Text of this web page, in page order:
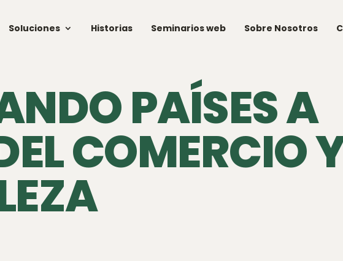
Soluciones Historias Seminarios web Sobre Nosotros
PAÍSES A
COMERCIO